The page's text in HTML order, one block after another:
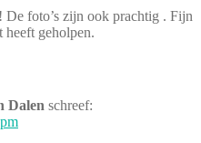
foto’s zijn ook prachtig . Fijn
heeft geholpen.
Dalen schreef: